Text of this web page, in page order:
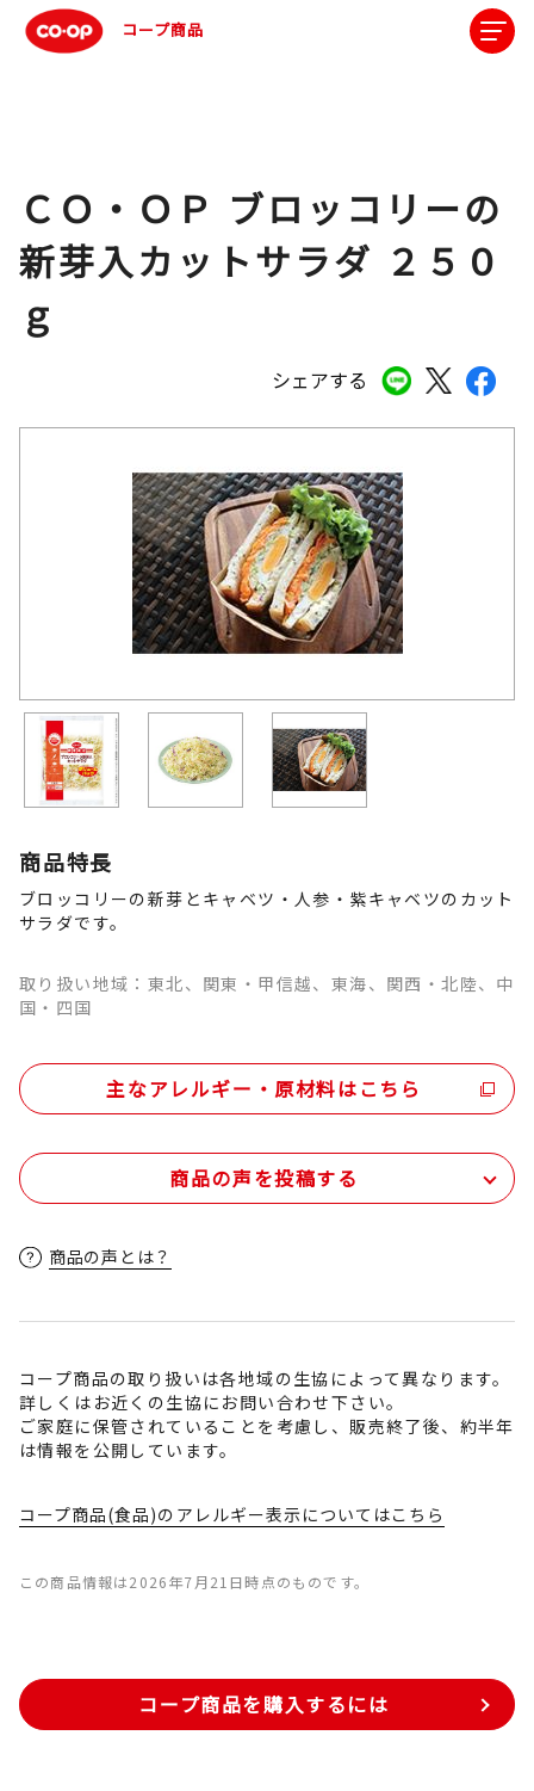
コープ商品
シェアする
ＣＯ・ＯＰ ブロッコリーの
新芽入カットサラダ ２５０
ｇ
商品特長
ブロッコリーの新芽とキャベツ・人参・紫キャベツのカット
サラダです。
取り扱い地域：東北、関東・甲信越、東海、関西・北陸、中
国・四国
主なアレルギー・原材料はこちら
商品の声を投稿する
商品の声とは？
コープ商品の取り扱いは各地域の生協によって異なります。
詳しくはお近くの生協にお問い合わせ下さい。
ご家庭に保管されていることを考慮し、販売終了後、約半年
は情報を公開しています。
コープ商品(食品)のアレルギー表示についてはこちら
この商品情報は2026年7月21日時点のものです。
コープ商品を購入するには